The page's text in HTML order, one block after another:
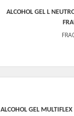
ALCOHOL GEL L
ALCOHOL GEL